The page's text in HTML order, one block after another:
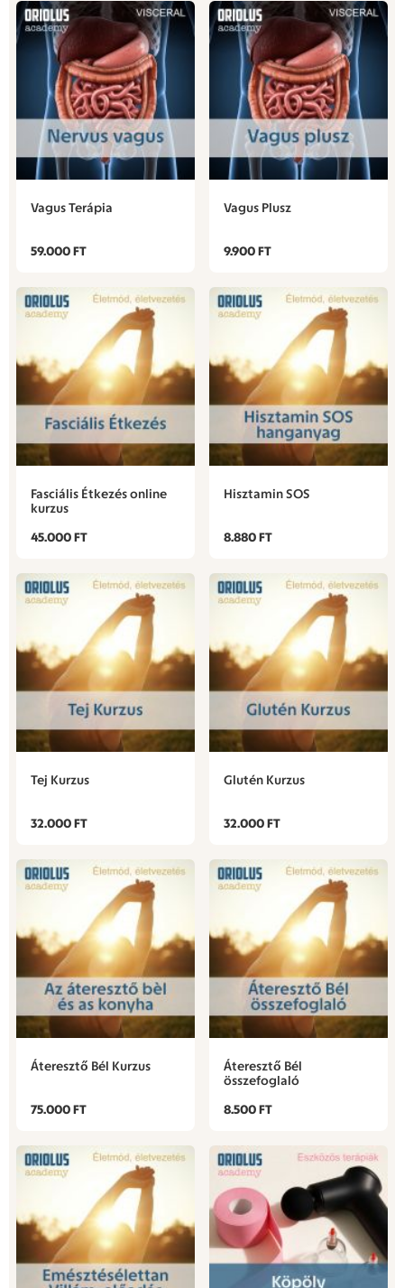
Vagus Terápia
59.000 FT
Vagus Plusz
9.900 FT
Fasciális Étkezés online
kurzus
45.000 FT
Hisztamin SOS
8.880 FT
Tej Kurzus
32.000 FT
Glutén Kurzus
32.000 FT
Áteresztő Bél Kurzus
75.000 FT
Áteresztő Bél
összefoglaló
8.500 FT